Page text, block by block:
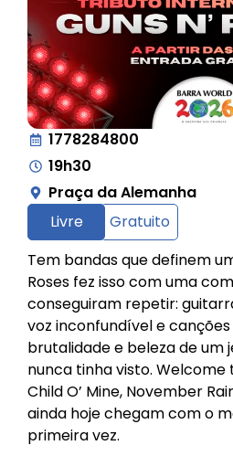
1778284800
19h30
Praça da Alemanha
Livre
Gratuito
Tem bandas que definem
Roses fez isso com uma
conseguiram repetir:
voz inconfundível e
brutalidade e beleza de um
nunca tinha visto. Welcome
Child O’ Mine, November
ainda hoje chegam com o
primeira vez.